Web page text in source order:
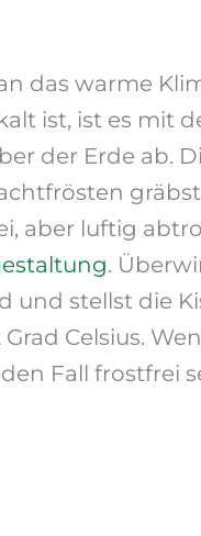
das warme
ist, ist es mit
der Erde ab.
aber luftig
.
und stellst die
Celsius.
Fall frostfrei